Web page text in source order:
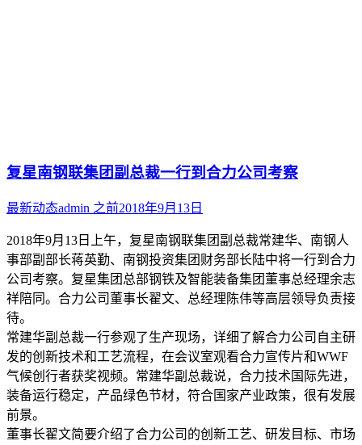
复星南钢联集团副总裁一行到合力公司考察
最新动态admin 之前2018年9月13日
2018年9月13日上午，复星南钢联集团副总裁常建华、南钢人
事部副部长蒋英勤、南钢投资集团财务部长陆中将一行到合力
公司考察。复星集团总部钢铁及智能装备集团董事总经理余志
祥陪同。合力公司董事长翟文、总经理陈伟等高层领导负责接
待。
常建华副总裁一行参观了生产现场，详细了解合力公司自主研
发的创新技术和工艺流程，在会议室观看合力宣传片和WWF
气候创行者获奖视频。常建华副总裁说，合力技术国际先进，
装备运行稳定，产品绿色节材，符合国家产业政策，很有发展
前景。
董事长翟文简要介绍了合力公司的创新工艺、研发目标、市场